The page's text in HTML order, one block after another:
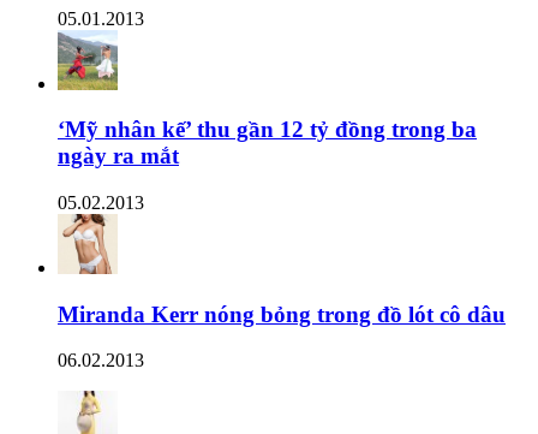
05.01.2013
‘Mỹ nhân kế’ thu gần 12 tỷ đồng trong ba
ngày ra mắt
05.02.2013
Miranda Kerr nóng bỏng trong đồ lót cô dâu
06.02.2013